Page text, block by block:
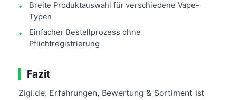
Breite Produktauswahl für verschiedene Vape-
Typen
Einfacher Bestellprozess ohne
Pflichtregistrierung
Fazit
Zigi.de: Erfahrungen, Bewertung & Sortiment ist